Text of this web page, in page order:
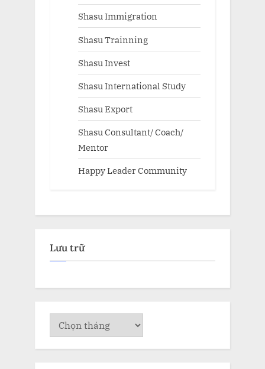
Shasu Immigration
Shasu Trainning
Shasu Invest
Shasu International Study
Shasu Export
Shasu Consultant/ Coach/
Mentor
Happy Leader Community
Lưu trữ
Lưu
trữ